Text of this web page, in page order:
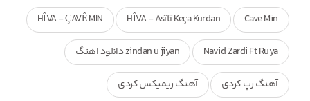
Cave Min
HÎVA - Asîtî Keça Kurdan
HÎVA - ÇAVÊ MIN
Navid Zardi Ft Ruya zindan u jiyan دانلود اهنگ
آهنگ رپ کردی آهنگ ریمیکس کردی